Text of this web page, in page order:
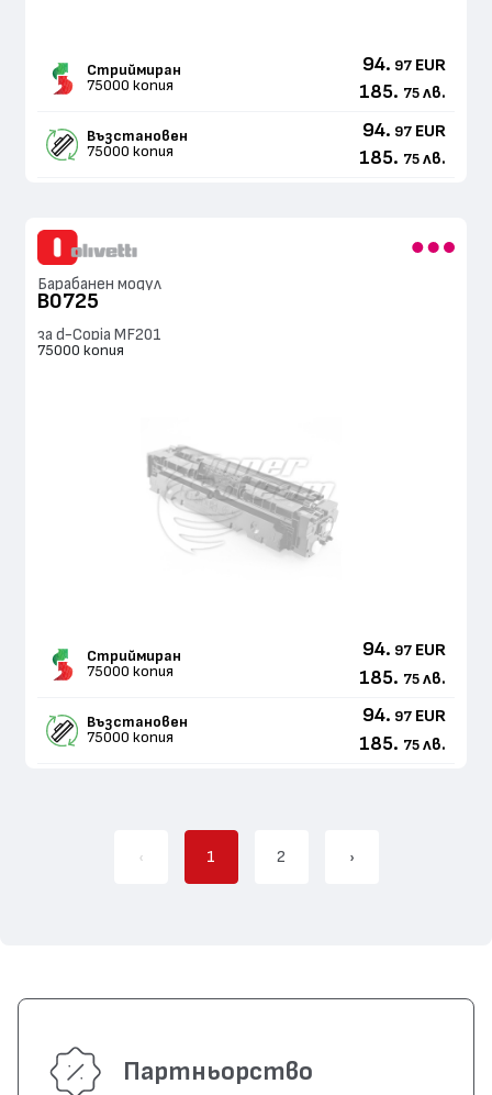
Стриймиран
75000 копия
94. 97 EUR
185. 75 лв.
Възстановен
75000 копия
94. 97 EUR
185. 75 лв.
Барабанен модул
B0725
за d-Copia MF201
75000 копия
Стриймиран
75000 копия
94. 97 EUR
185. 75 лв.
Възстановен
75000 копия
94. 97 EUR
185. 75 лв.
‹ 1 2 ›
Партньорство